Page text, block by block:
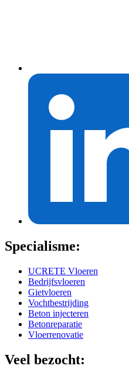
Specialisme:
UCRETE Vloeren
Bedrijfsvloeren
Gietvloeren
Vochtbestrijding
Beton injecteren
Betonreparatie
Vloerrenovatie
Veel bezocht: